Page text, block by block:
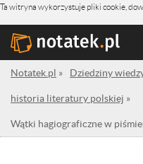
Ta witryna wykorzystuje pliki cookie,
Notatek.pl » Dziedziny
historia literatury polskiej »
Wątki hagiograficzne w